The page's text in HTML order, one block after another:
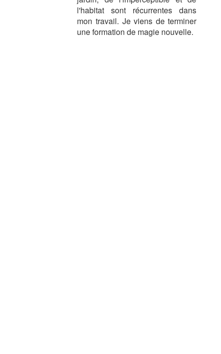
l'habitat sont récurrentes dans
mon travail. Je viens de terminer
une formation de magie nouvelle.